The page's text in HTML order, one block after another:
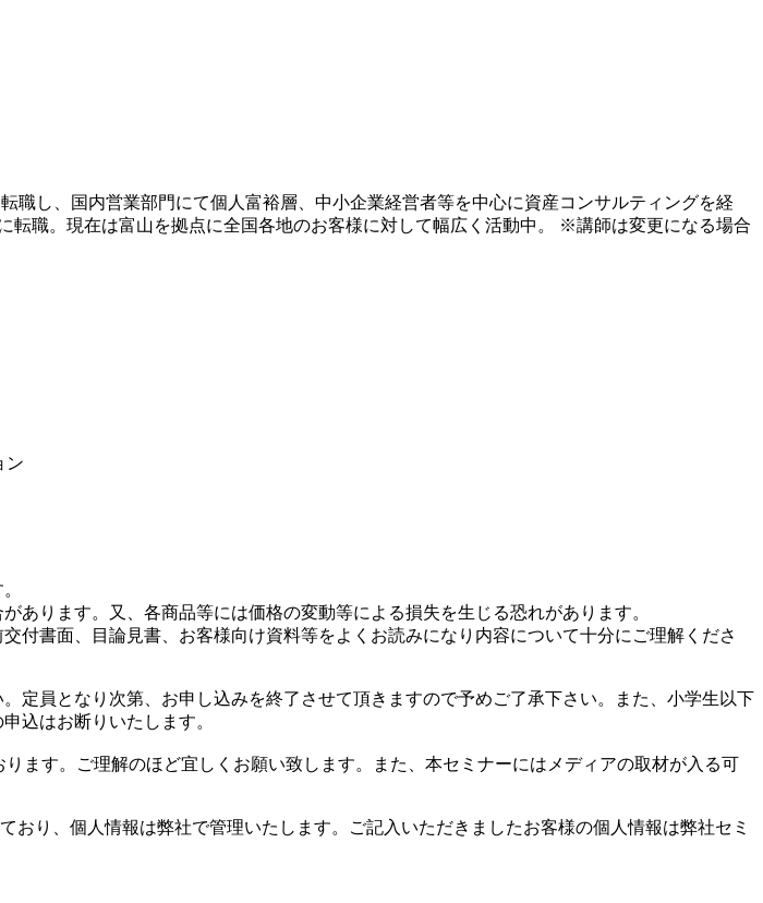
職し、国内営業部門にて個人富裕層、中小企業経営者等を中心に資産コンサルティングを経
職。現在は富山を拠点に全国各地のお客様に対して幅広く活動中。
※講師は変更になる場合
ン
ります。又、各商品等には価格の変動等による損失を生じる恐れがあります。
書面、目論見書、お客様向け資料等をよくお読みになり内容について十分にご理解くださ
定員となり次第、お申し込みを終了させて頂きますので予めご了承下さい。また、小学生以下
込はお断りいたします。
ます。ご理解のほど宜しくお願い致します。また、本セミナーにはメディアの取材が入る可
おり、個人情報は弊社で管理いたします。ご記入いただきましたお客様の個人情報は弊社セミ